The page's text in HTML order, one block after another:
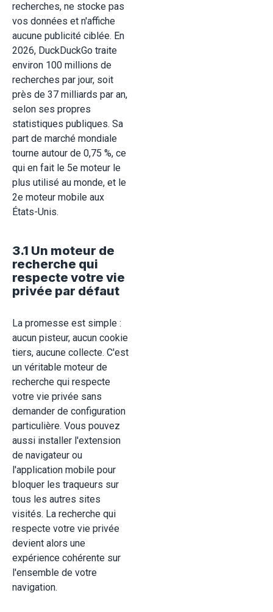
recherches, ne stocke pas
vos données et n'affiche
aucune publicité ciblée. En
2026, DuckDuckGo traite
environ 100 millions de
recherches par jour, soit
près de 37 milliards par an,
selon ses propres
statistiques publiques. Sa
part de marché mondiale
tourne autour de 0,75 %, ce
qui en fait le 5e moteur le
plus utilisé au monde, et le
2e moteur mobile aux
États-Unis.
3.1 Un moteur de
recherche qui
respecte votre vie
privée par défaut
La promesse est simple :
aucun pisteur, aucun cookie
tiers, aucune collecte. C'est
un véritable moteur de
recherche qui respecte
votre vie privée sans
demander de configuration
particulière. Vous pouvez
aussi installer l'extension
de navigateur ou
l'application mobile pour
bloquer les traqueurs sur
tous les autres sites
visités. La recherche qui
respecte votre vie privée
devient alors une
expérience cohérente sur
l'ensemble de votre
navigation.